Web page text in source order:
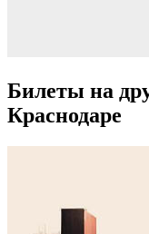
Билеты на
Краснодаре